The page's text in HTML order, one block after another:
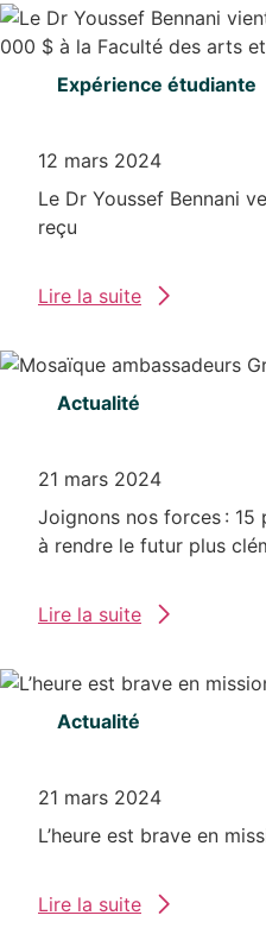
Expérience étudiante
12 mars 2024
Le Dr Youssef Bennani
reçu
Lire la suite
Actualité
21 mars 2024
Joignons nos forces : 15
à rendre le futur plus
Lire la suite
Actualité
21 mars 2024
L’heure est brave en
Lire la suite